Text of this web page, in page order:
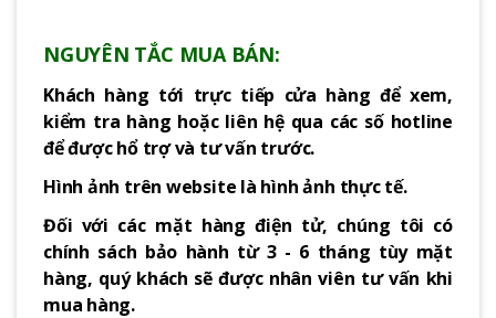
NGUYÊN TẮC MUA BÁN:
Khách hàng tới trực tiếp cửa hàng để xem,
kiểm tra hàng hoặc liên hệ qua các số hotline
để được hổ trợ và tư vấn trước.
Hình ảnh trên website là hình ảnh thực tế.
Đối với các mặt hàng điện tử, chúng tôi có
chính sách bảo hành từ 3 - 6 tháng tùy mặt
hàng, quý khách sẽ được nhân viên tư vấn khi
mua hàng.